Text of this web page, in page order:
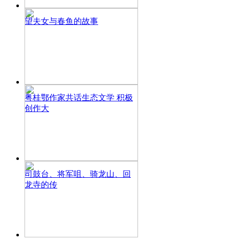
望夫女与春鱼的故事
粤桂鄂作家共话生态文学 积极
创作大
司鼓台、将军咀、骑龙山、回
龙寺的传